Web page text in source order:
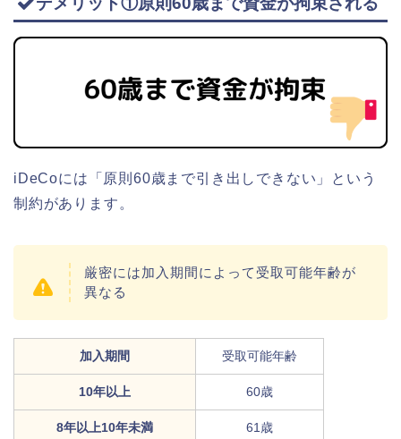
iDeCoには「原則60歳まで引き出しできない」という
制約があります。
厳密には加入期間によって受取可能年齢が
異なる
加入期間 受取可能年齢
10年以上 60歳
8年以上10年未満 61歳